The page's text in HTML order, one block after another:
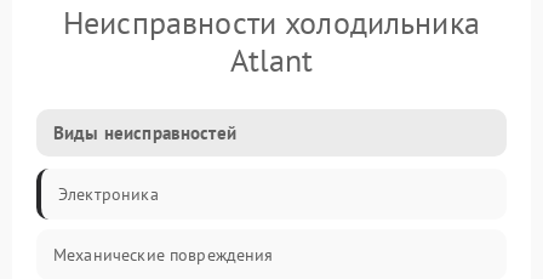
Неисправности холодильника
Atlant
Виды неисправностей
Электроника
Механические повреждения